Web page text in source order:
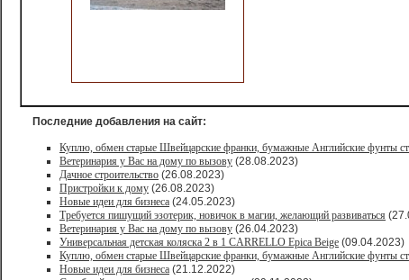
Последние добавления на сайт:
Куплю, обмен старые Швейцарские франки, бумажные Английские фунты
Ветеринария у Вас на дому по вызову (28.08.2023)
Дачное строительство (26.08.2023)
Пристройки к дому (26.08.2023)
Новые идеи для бизнеса (24.05.2023)
Требуется пишущий эзотерик, новичок в магии, желающий развиваться
Ветеринария у Вас на дому по вызову (26.04.2023)
Универсальная детская коляска 2 в 1 CARRELLO Epica Beige (09.04.2023)
Куплю, обмен старые Швейцарские франки, бумажные Английские фунты
Новые идеи для бизнеса (21.12.2022)